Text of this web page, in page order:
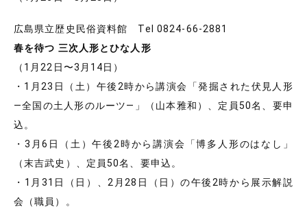
広島県立歴史民俗資料館 Tel 0824-66-2881
春を待つ 三次人形とひな人形
（1月22日〜3月14日）
・1月23日（土）午後2時から講演会「発掘された伏見人形
―全国の土人形のルーツ―」（山本雅和）、定員50名、要申
込。
・3月6日（土）午後2時から講演会「博多人形のはなし」
（末吉武史）、定員50名、要申込。
・1月31日（日）、2月28日（日）の午後2時から展示解説
会（職員）。